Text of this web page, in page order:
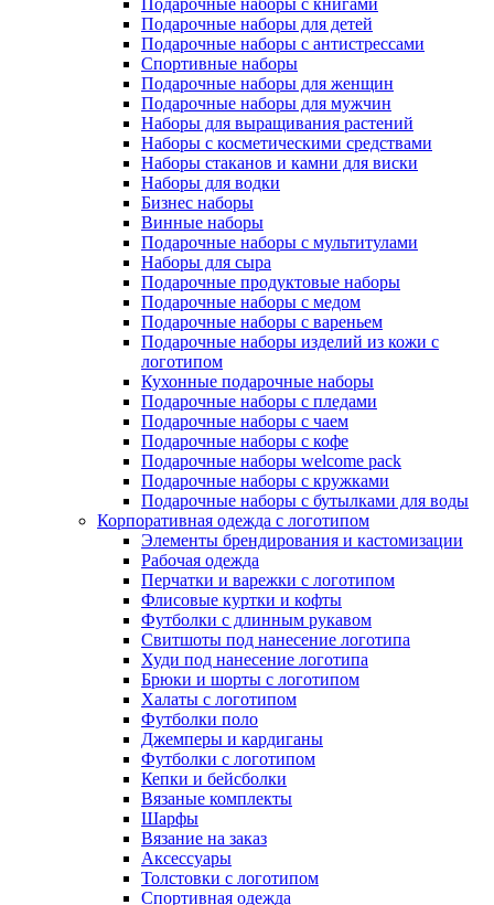
Подарочные наборы с книгами
Подарочные наборы для детей
Подарочные наборы с антистрессами
Спортивные наборы
Подарочные наборы для женщин
Подарочные наборы для мужчин
Наборы для выращивания растений
Наборы с косметическими средствами
Наборы стаканов и камни для виски
Наборы для водки
Бизнес наборы
Винные наборы
Подарочные наборы с мультитулами
Наборы для сыра
Подарочные продуктовые наборы
Подарочные наборы с медом
Подарочные наборы с вареньем
Подарочные наборы изделий из кожи с
логотипом
Кухонные подарочные наборы
Подарочные наборы с пледами
Подарочные наборы с чаем
Подарочные наборы с кофе
Подарочные наборы welcome pack
Подарочные наборы с кружками
Подарочные наборы с бутылками для воды
Корпоративная одежда с логотипом
Элементы брендирования и кастомизации
Рабочая одежда
Перчатки и варежки с логотипом
Флисовые куртки и кофты
Футболки с длинным рукавом
Свитшоты под нанесение логотипа
Худи под нанесение логотипа
Брюки и шорты с логотипом
Халаты с логотипом
Футболки поло
Джемперы и кардиганы
Футболки с логотипом
Кепки и бейсболки
Вязаные комплекты
Шарфы
Вязание на заказ
Аксессуары
Толстовки с логотипом
Спортивная одежда